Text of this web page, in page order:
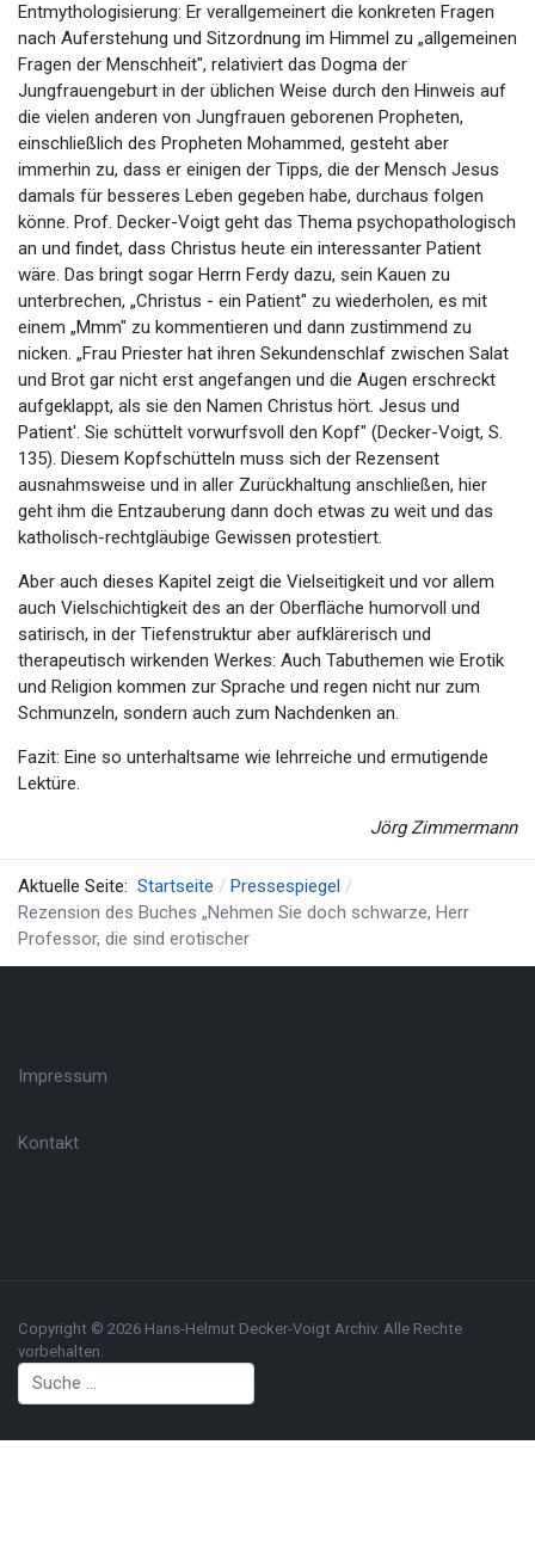
Entmythologisierung: Er verallgemeinert die konkreten Fragen
nach Auferstehung und Sitzordnung im Himmel zu „allgemeinen
Fragen der Menschheit", relativiert das Dogma der
Jungfrauengeburt in der üblichen Weise durch den Hinweis auf
die vielen anderen von Jungfrauen geborenen Propheten,
einschließlich des Propheten Mohammed, gesteht aber
immerhin zu, dass er einigen der Tipps, die der Mensch Jesus
damals für besseres Leben gegeben habe, durchaus folgen
könne. Prof. Decker-Voigt geht das Thema psychopathologisch
an und findet, dass Christus heute ein interessanter Patient
wäre. Das bringt sogar Herrn Ferdy dazu, sein Kauen zu
unterbrechen, „Christus - ein Patient" zu wiederholen, es mit
einem „Mmm" zu kommentieren und dann zustimmend zu
nicken. „Frau Priester hat ihren Sekundenschlaf zwischen Salat
und Brot gar nicht erst angefangen und die Augen erschreckt
aufgeklappt, als sie den Namen Christus hört. Jesus und
Patient'. Sie schüttelt vorwurfsvoll den Kopf" (Decker-Voigt, S.
135). Diesem Kopfschütteln muss sich der Rezensent
ausnahmsweise und in aller Zurückhaltung anschließen, hier
geht ihm die Entzauberung dann doch etwas zu weit und das
katholisch-rechtgläubige Gewissen protestiert.
Aber auch dieses Kapitel zeigt die Vielseitigkeit und vor allem
auch Vielschichtigkeit des an der Oberfläche humorvoll und
satirisch, in der Tiefenstruktur aber aufklärerisch und
therapeutisch wirkenden Werkes: Auch Tabuthemen wie Erotik
und Religion kommen zur Sprache und regen nicht nur zum
Schmunzeln, sondern auch zum Nachdenken an.
Fazit: Eine so unterhaltsame wie lehrreiche und ermutigende
Lektüre.
Jörg Zimmermann
Aktuelle Seite: Startseite
Pressespiegel
Rezension des Buches „Nehmen Sie doch schwarze, Herr
Professor, die sind erotischer
Impressum
Kontakt
Copyright © 2026 Hans-Helmut Decker-Voigt Archiv. Alle Rechte
vorbehalten.
Suchen